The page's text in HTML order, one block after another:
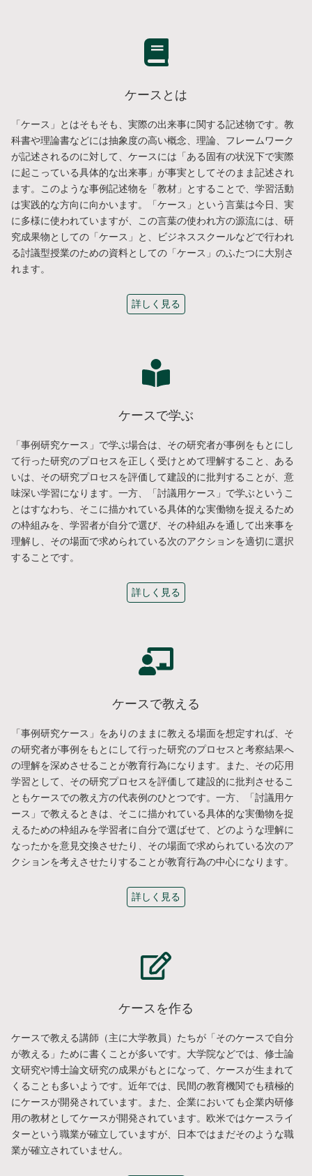
ケースとは
「ケース」とはそもそも、実際の出来事に関する記述物です。教
科書や理論書などには抽象度の高い概念、理論、フレームワーク
が記述されるのに対して、ケースには「ある固有の状況下で実際
に起こっている具体的な出来事」が事実としてそのまま記述され
ます。このような事例記述物を「教材」とすることで、学習活動
は実践的な方向に向かいます。「ケース」という言葉は今日、実
に多様に使われていますが、この言葉の使われ方の源流には、研
究成果物としての「ケース」と、ビジネススクールなどで行われ
る討議型授業のための資料としての「ケース」のふたつに大別さ
れます。
詳しく見る
ケースで学ぶ
「事例研究ケース」で学ぶ場合は、その研究者が事例をもとにし
て行った研究のプロセスを正しく受けとめて理解すること、ある
いは、その研究プロセスを評価して建設的に批判することが、意
味深い学習になります。一方、「討議用ケース」で学ぶというこ
とはすなわち、そこに描かれている具体的な実働物を捉えるため
の枠組みを、学習者が自分で選び、その枠組みを通して出来事を
理解し、その場面で求められている次のアクションを適切に選択
することです。
詳しく見る
ケースで教える
「事例研究ケース」をありのままに教える場面を想定すれば、そ
の研究者が事例をもとにして行った研究のプロセスと考察結果へ
の理解を深めさせることが教育行為になります。また、その応用
学習として、その研究プロセスを評価して建設的に批判させるこ
ともケースでの教え方の代表例のひとつです。一方、「討議用ケ
ース」で教えるときは、そこに描かれている具体的な実働物を捉
えるための枠組みを学習者に自分で選ばせて、どのような理解に
なったかを意見交換させたり、その場面で求められている次のア
クションを考えさせたりすることが教育行為の中心になります。
詳しく見る
ケースを作る
ケースで教える講師（主に大学教員）たちが「そのケースで自分
が教える」ために書くことが多いです。大学院などでは、修士論
文研究や博士論文研究の成果がもとになって、ケースが生まれて
くることも多いようです。近年では、民間の教育機関でも積極的
にケースが開発されています。また、企業においても企業内研修
用の教材としてケースが開発されています。欧米ではケースライ
ターという職業が確立していますが、日本ではまだそのような職
業が確立されていません。